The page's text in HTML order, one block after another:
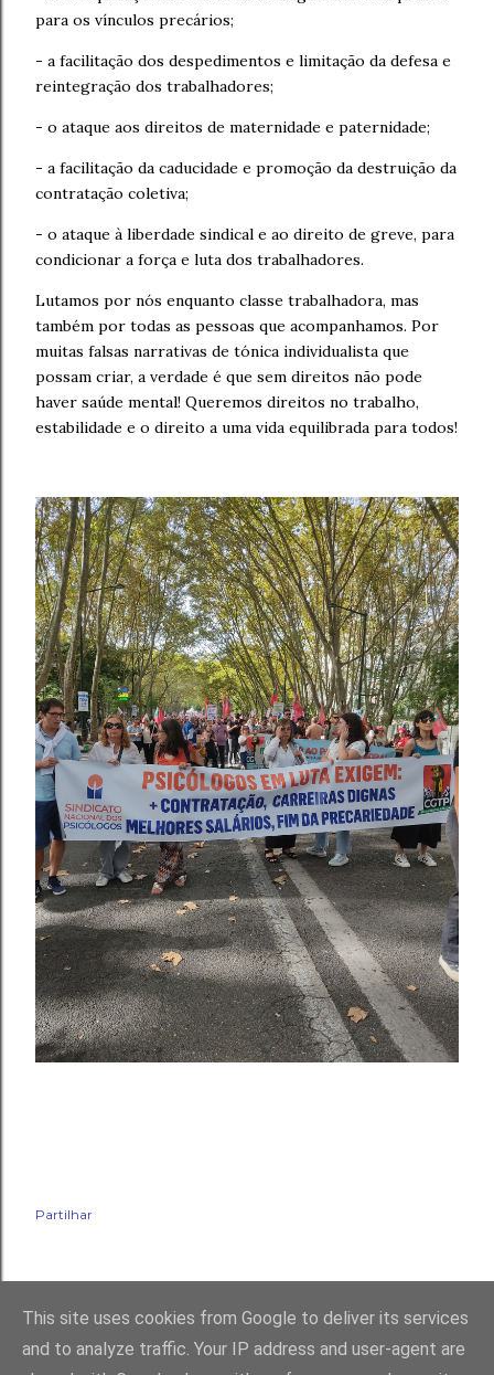
para os vínculos precários;
- a facilitação dos despedimentos e limitação da defesa e
reintegração dos trabalhadores;
- o ataque aos direitos de maternidade e paternidade;
- a facilitação da caducidade e promoção da destruição da
contratação coletiva;
- o ataque à liberdade sindical e ao direito de greve, para
condicionar a força e luta dos trabalhadores.
Lutamos por nós enquanto classe trabalhadora, mas
também por todas as pessoas que acompanhamos. Por
muitas falsas narrativas de tónica individualista que
possam criar, a verdade é que sem direitos não pode
haver saúde mental! Queremos direitos no trabalho,
estabilidade e o direito a uma vida equilibrada para todos!
Partilhar
This site uses cookies from Google to deliver its services
and to analyze traffic. Your IP address and user-agent are